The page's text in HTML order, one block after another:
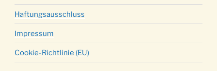
Haftungsausschluss
Impressum
Cookie-Richtlinie (EU)